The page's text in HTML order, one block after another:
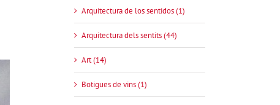
Arquitectura de los sentidos (1)
Arquitectura dels sentits (44)
Art (14)
Botigues de vins (1)